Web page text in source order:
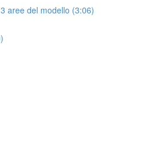
aree del modello (3:06)